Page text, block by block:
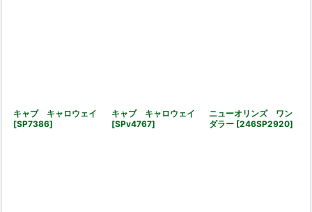
キャブ キャロウェイ
[SP7386]
キャブ キャロウェイ
[SPv4767]
ニューオリンズ ワン
ダラー [246SP2920]